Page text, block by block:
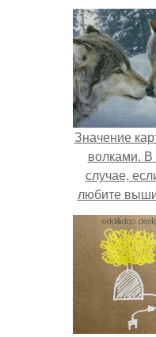
Значение
волками. В
случае,
любите
то
том, что
или иная
вами